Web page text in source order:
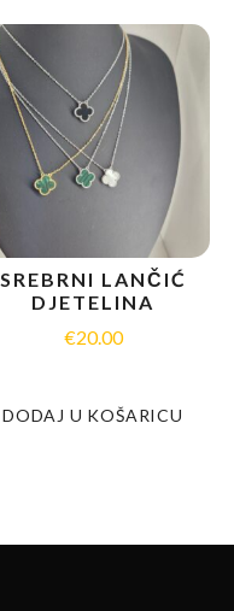
SREBRNI LANČIĆ
DJETELINA
€20.00
DODAJ U KOŠARICU